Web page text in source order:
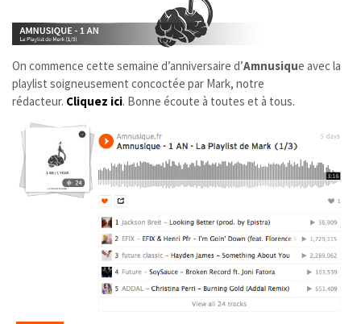
On commence cette semaine d’anniversaire d’Amnusique avec la
playlist soigneusement concoctée par Mark, notre
rédacteur. Cliquez ici. Bonne écoute à toutes et à tous.